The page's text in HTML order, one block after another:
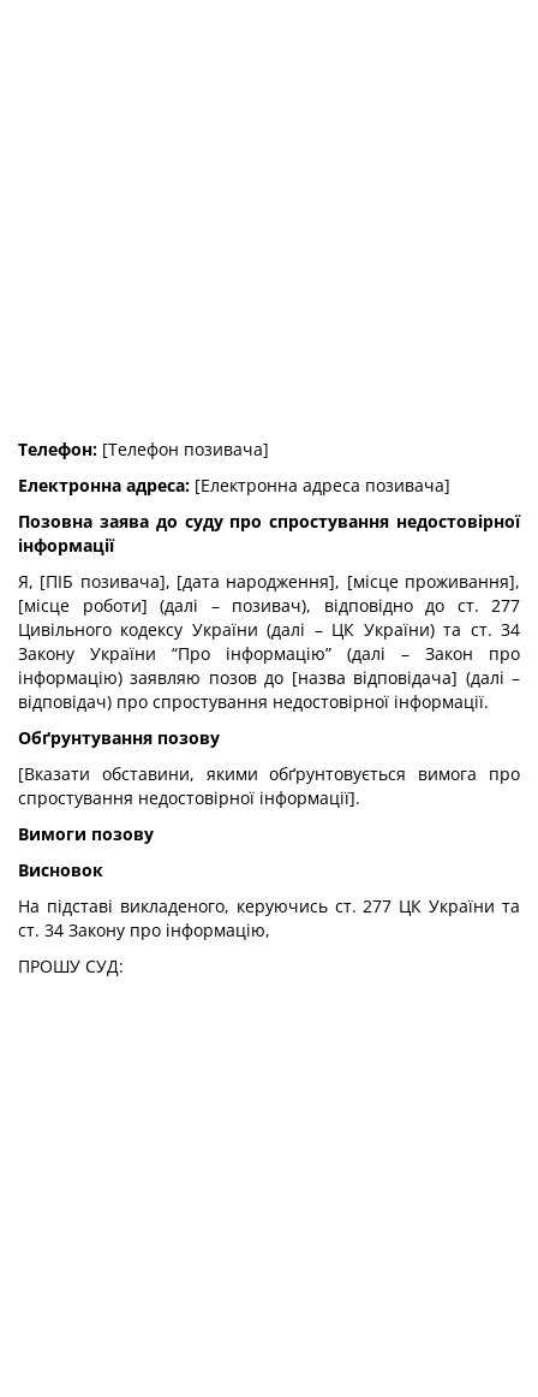
Телефон: [Телефон позивача]
Електронна адреса: [Електронна адреса позивача]
Позовна заява до суду про спростування недостовірної
інформації
Я, [ПІБ позивача], [дата народження], [місце проживання],
[місце роботи] (далі – позивач), відповідно до ст. 277
Цивільного кодексу України (далі – ЦК України) та ст. 34
Закону України “Про інформацію” (далі – Закон про
інформацію) заявляю позов до [назва відповідача] (далі –
відповідач) про спростування недостовірної інформації.
Обґрунтування позову
[Вказати обставини, якими обґрунтовується вимога про
спростування недостовірної інформації].
Вимоги позову
Висновок
На підставі викладеного, керуючись ст. 277 ЦК України та
ст. 34 Закону про інформацію,
ПРОШУ СУД: